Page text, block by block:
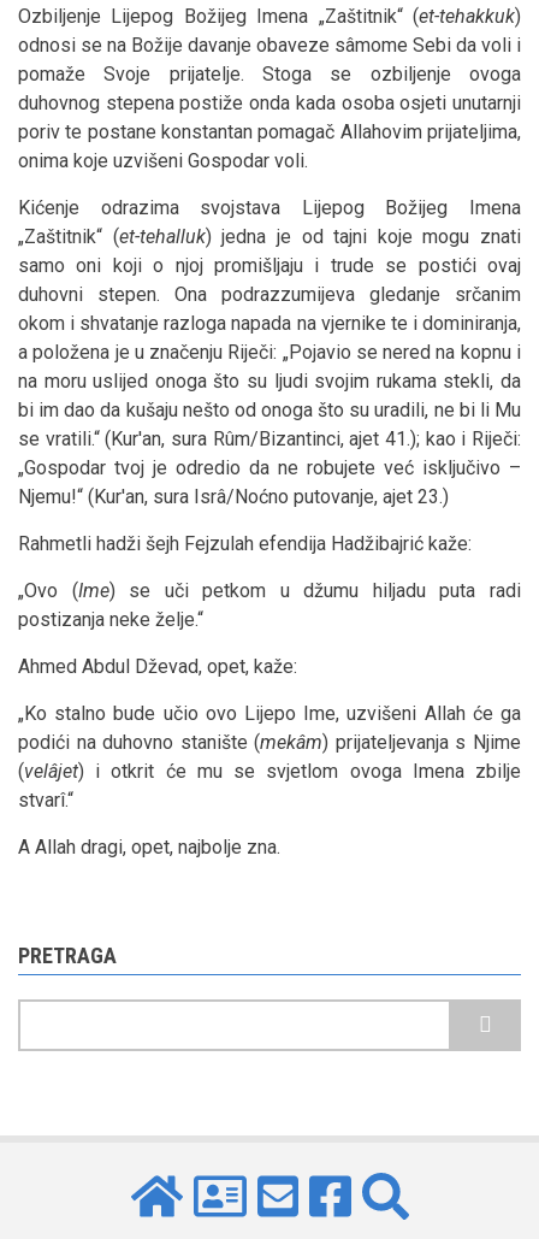
Ozbiljenje Lijepog Božijeg Imena „Zaštitnik“ (et-tehakkuk)
odnosi se na Božije davanje obaveze sâmome Sebi da voli i
pomaže Svoje prijatelje. Stoga se ozbiljenje ovoga
duhovnog stepena postiže onda kada osoba osjeti unutarnji
poriv te postane konstantan pomagač Allahovim prijateljima,
onima koje uzvišeni Gospodar voli.
Kićenje odrazima svojstava Lijepog Božijeg Imena
„Zaštitnik“ (et-tehalluk) jedna je od tajni koje mogu znati
samo oni koji o njoj promišljaju i trude se postići ovaj
duhovni stepen. Ona podrazzumijeva gledanje srčanim
okom i shvatanje razloga napada na vjernike te i dominiranja,
a položena je u značenju Riječi: „Pojavio se nered na kopnu i
na moru uslijed onoga što su ljudi svojim rukama stekli, da
bi im dao da kušaju nešto od onoga što su uradili, ne bi li Mu
se vratili.“ (Kur'an, sura Rûm/Bizantinci, ajet 41.); kao i Riječi:
„Gospodar tvoj je odredio da ne robujete već isključivo –
Njemu!“ (Kur'an, sura Isrâ/Noćno putovanje, ajet 23.)
Rahmetli hadži šejh Fejzulah efendija Hadžibajrić kaže:
„Ovo (Ime) se uči petkom u džumu hiljadu puta radi
postizanja neke želje.“
Ahmed Abdul Dževad, opet, kaže:
„Ko stalno bude učio ovo Lijepo Ime, uzvišeni Allah će ga
podići na duhovno stanište (mekâm) prijateljevanja s Njime
(velâjet) i otkrit će mu se svjetlom ovoga Imena zbilje
stvarî.“
A Allah dragi, opet, najbolje zna.
PRETRAGA